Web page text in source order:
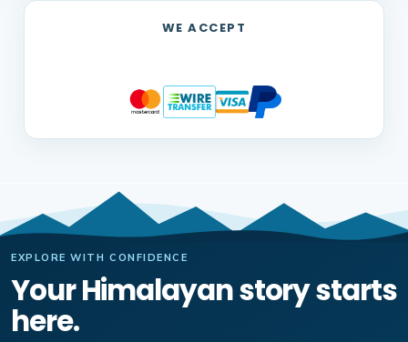
WE ACCEPT
EXPLORE WITH CONFIDENCE
Your Himalayan story starts
here.